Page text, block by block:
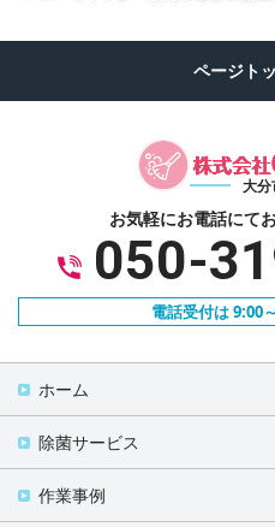
大分
お気軽にお電話にて
050-
電話受付は 9:00
ホーム
除菌サービス
作業事例